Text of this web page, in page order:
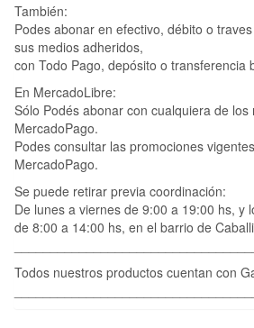
También:
Podes abonar en efectivo, débito o
sus medios adheridos,
con Todo Pago, depósito o transferencia
En MercadoLibre:
Sólo Podés abonar con cualquiera de los
MercadoPago.
Podes consultar las promociones
MercadoPago.
Se puede retirar previa coordinación:
De lunes a viernes de 9:00 a 19:00 hs, y
de 8:00 a 14:00 hs, en el barrio de
Todos nuestros productos cuentan con